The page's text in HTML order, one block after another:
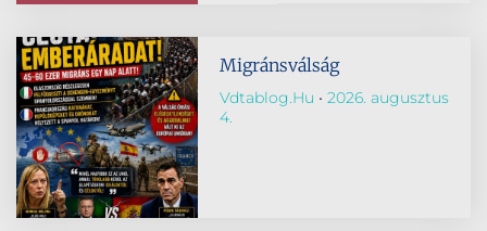
Migránsválság
Vdtablog.hu
2026. augusztus
4.